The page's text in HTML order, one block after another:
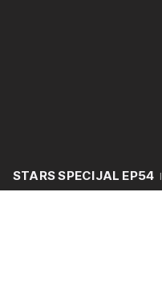
STARS SPECIJAL EP54